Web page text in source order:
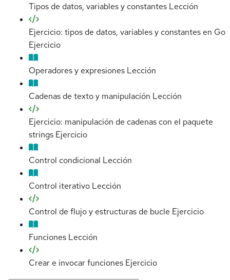
Tipos de datos, variables y constantes Lección
Ejercicio: tipos de datos, variables y constantes en Go
Ejercicio
Operadores y expresiones Lección
Cadenas de texto y manipulación Lección
Ejercicio: manipulación de cadenas con el paquete
strings Ejercicio
Control condicional Lección
Control iterativo Lección
Control de flujo y estructuras de bucle Ejercicio
Funciones Lección
Crear e invocar funciones Ejercicio